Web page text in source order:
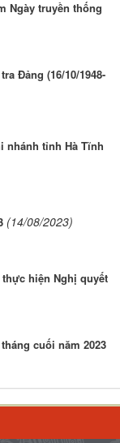
Ngày truyền thống
Đảng (16/10/1948-
nhánh tỉnh Hà Tĩnh
(14/08/2023)
hiện Nghị quyết
cuối năm 2023